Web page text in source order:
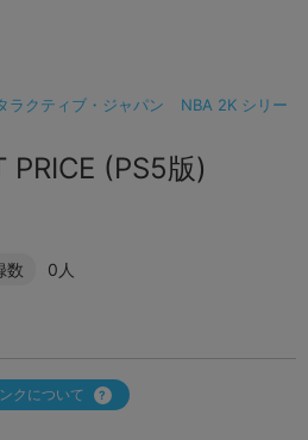
ラクティブ・ジャパン
NBA 2K シリー
(PS5版)
数 0人
クについて